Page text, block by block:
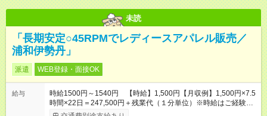
未読
「長期安定○45RPMでレディースアパレル販売／
浦和伊勢丹」
派遣 WEB登録・面接OK
給与
時給1500円～1540円 【時給】1,500円【月収例】1,500円×7.5
時間×22日＝247,500円＋残業代（１分単位）※時給はご経験に
よりご相談